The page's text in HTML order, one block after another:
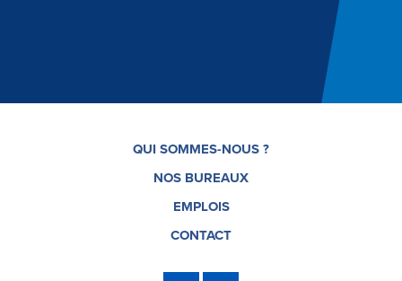
QUI SOMMES-NOUS ?
NOS BUREAUX
EMPLOIS
CONTACT